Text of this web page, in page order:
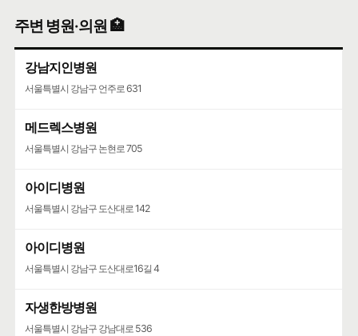
주변 병원·의원 🏥
강남지인병원
서울특별시 강남구 언주로 631
메드렉스병원
서울특별시 강남구 논현로 705
아이디병원
서울특별시 강남구 도산대로 142
아이디병원
서울특별시 강남구 도산대로16길 4
자생한방병원
서울특별시 강남구 강남대로 536